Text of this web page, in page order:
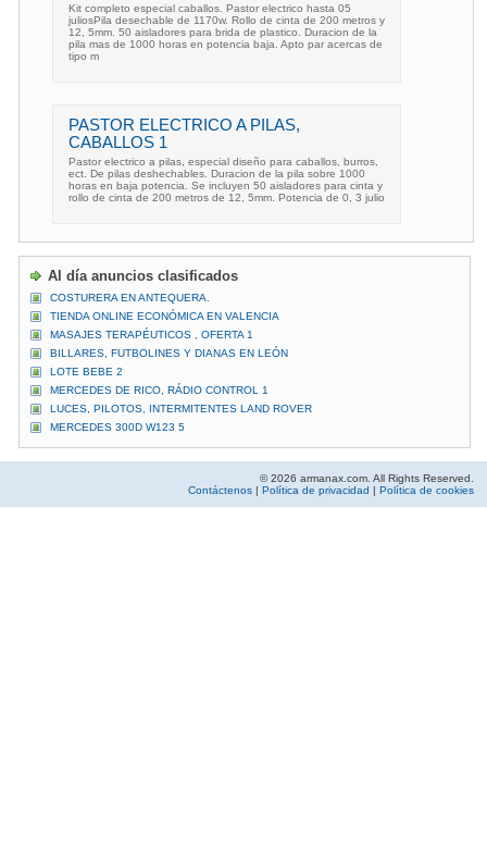
Kit completo especial caballos. Pastor electrico hasta 05
juliosPila desechable de 1170w. Rollo de cinta de 200 metros y
12, 5mm. 50 aisladores para brida de plastico. Duracion de la
pila mas de 1000 horas en potencia baja. Apto par acercas de
tipo m
PASTOR ELECTRICO A PILAS,
CABALLOS 1
Pastor electrico a pilas, especial diseño para caballos, burros,
ect. De pilas deshechables. Duracion de la pila sobre 1000
horas en baja potencia. Se incluyen 50 aisladores para cinta y
rollo de cinta de 200 metros de 12, 5mm. Potencia de 0, 3 julio
Al día anuncios clasificados
COSTURERA EN ANTEQUERA.
TIENDA ONLINE ECONÓMICA EN VALENCIA
MASAJES TERAPÉUTICOS , OFERTA 1
BILLARES, FUTBOLINES Y DIANAS EN LEÓN
LOTE BEBE 2
MERCEDES DE RICO, RÁDIO CONTROL 1
LUCES, PILOTOS, INTERMITENTES LAND ROVER
MERCEDES 300D W123 5
© 2026 armanax.com. All Rights Reserved.
Contáctenos | Política de privacidad | Política de cookies